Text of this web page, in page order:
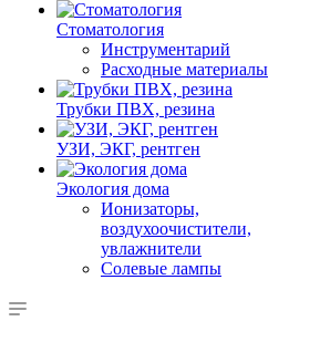
Стоматология
Инструментарий
Расходные материалы
Трубки ПВХ, резина
УЗИ, ЭКГ, рентген
Экология дома
Ионизаторы,
воздухоочистители,
увлажнители
Солевые лампы